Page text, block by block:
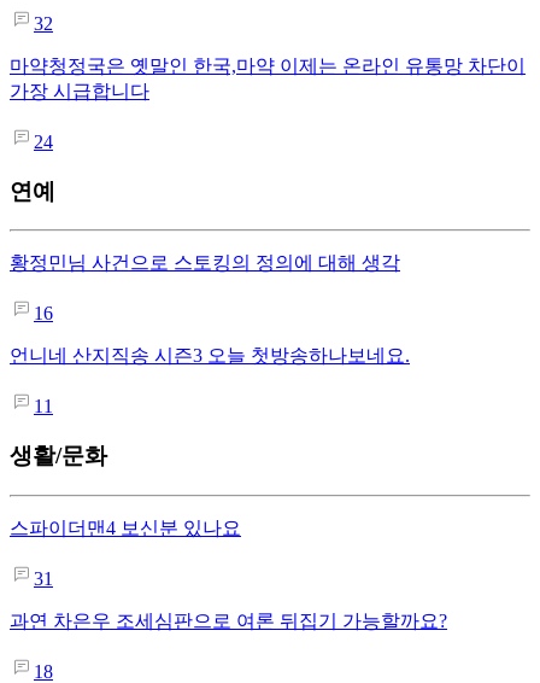
32
마약청정국은 옛말인 한국,마약 이제는 온라인 유통망 차단이
가장 시급합니다
24
연예
황정민님 사건으로 스토킹의 정의에 대해 생각
16
언니네 산지직송 시즌3 오늘 첫방송하나보네요.
11
생활/문화
스파이더맨4 보신분 있나요
31
과연 차은우 조세심판으로 여론 뒤집기 가능할까요?
18